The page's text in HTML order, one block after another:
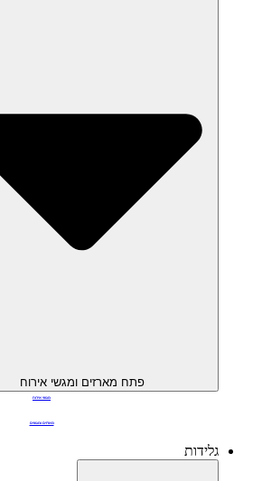
פתח מארזים ומגשי אירוח
מגשי אירוח
מארזים ומגשים
גלידות